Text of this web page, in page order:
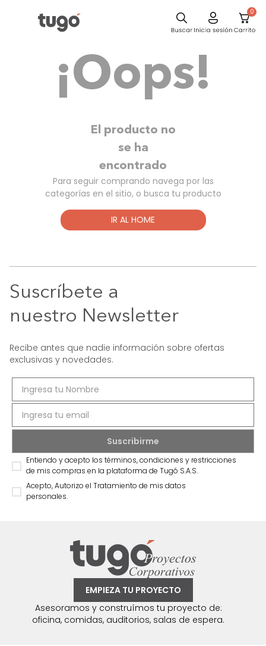
0
¡Oops!
El producto no
se ha
encontrado
Para seguir comprando navega por las
categorías en el sitio, o busca tu producto
IR AL HOME
Suscríbete a
nuestro Newsletter
Recibe antes que nadie información sobre ofertas
exclusivas y novedades.
Entiendo y acepto los términos, condiciones y restricciones
de mis compras en la plataforma de Tugó S.A.S.
Acepto, Autorizo el Tratamiento de mis datos
personales.
EMPIEZA TU PROYECTO
Asesoramos y construímos tu proyecto de:
oficina, comidas, auditorios, salas de espera.
Comedor
Cama
Mesa Centro
Mesa Noche